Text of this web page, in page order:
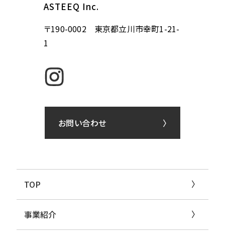
ASTEEQ Inc.
〒190-0002 東京都立川市幸町1-21-
1
TOP
事業紹介
お問い合わせ